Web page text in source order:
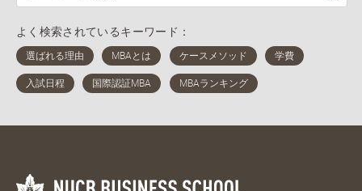
よく検索されているキーワード：